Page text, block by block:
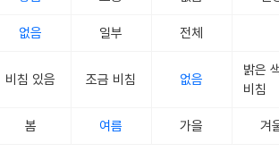
없음 일부 전체
비침 있음 조금 비침 없음
밝은
비침
봄 여름 가을 겨